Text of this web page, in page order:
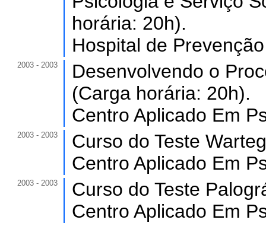
horária: 20h).
Hospital de
2003 - 2003
Desenvolvendo o
(Carga horária: 20h).
Centro Aplicado Em
2003 - 2003
Curso do Teste
Centro Aplicado Em
2003 - 2003
Curso do Teste
Centro Aplicado Em